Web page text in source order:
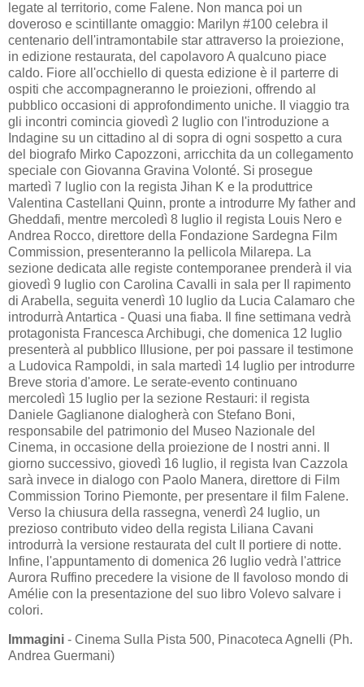
legate al territorio, come Falene. Non manca poi un
doveroso e scintillante omaggio: Marilyn #100 celebra il
centenario dell'intramontabile star attraverso la proiezione,
in edizione restaurata, del capolavoro A qualcuno piace
caldo. Fiore all'occhiello di questa edizione è il parterre di
ospiti che accompagneranno le proiezioni, offrendo al
pubblico occasioni di approfondimento uniche. Il viaggio tra
gli incontri comincia giovedì 2 luglio con l'introduzione a
Indagine su un cittadino al di sopra di ogni sospetto a cura
del biografo Mirko Capozzoni, arricchita da un collegamento
speciale con Giovanna Gravina Volonté. Si prosegue
martedì 7 luglio con la regista Jihan K e la produttrice
Valentina Castellani Quinn, pronte a introdurre My father and
Gheddafi, mentre mercoledì 8 luglio il regista Louis Nero e
Andrea Rocco, direttore della Fondazione Sardegna Film
Commission, presenteranno la pellicola Milarepa. La
sezione dedicata alle registe contemporanee prenderà il via
giovedì 9 luglio con Carolina Cavalli in sala per Il rapimento
di Arabella, seguita venerdì 10 luglio da Lucia Calamaro che
introdurrà Antartica - Quasi una fiaba. Il fine settimana vedrà
protagonista Francesca Archibugi, che domenica 12 luglio
presenterà al pubblico Illusione, per poi passare il testimone
a Ludovica Rampoldi, in sala martedì 14 luglio per introdurre
Breve storia d'amore. Le serate-evento continuano
mercoledì 15 luglio per la sezione Restauri: il regista
Daniele Gaglianone dialogherà con Stefano Boni,
responsabile del patrimonio del Museo Nazionale del
Cinema, in occasione della proiezione de I nostri anni. Il
giorno successivo, giovedì 16 luglio, il regista Ivan Cazzola
sarà invece in dialogo con Paolo Manera, direttore di Film
Commission Torino Piemonte, per presentare il film Falene.
Verso la chiusura della rassegna, venerdì 24 luglio, un
prezioso contributo video della regista Liliana Cavani
introdurrà la versione restaurata del cult Il portiere di notte.
Infine, l'appuntamento di domenica 26 luglio vedrà l'attrice
Aurora Ruffino precedere la visione de Il favoloso mondo di
Amélie con la presentazione del suo libro Volevo salvare i
colori.
Immagini - Cinema Sulla Pista 500, Pinacoteca Agnelli (Ph.
Andrea Guermani)